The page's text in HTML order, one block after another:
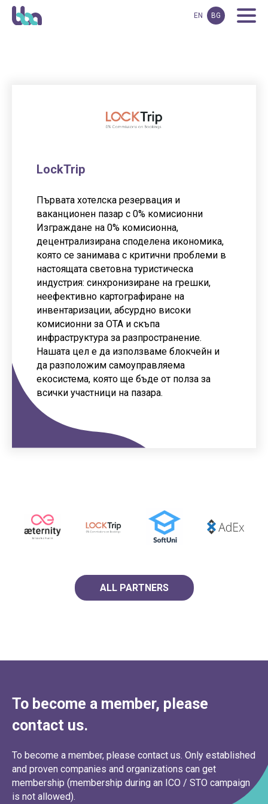
EN BG
LockTrip
Първата хотелска резервация и
ваканционен пазар с 0% комисионни
Изграждане на 0% комисионна,
децентрализирана споделена икономика,
която се занимава с критични проблеми в
настоящата световна туристическа
индустрия: синхронизиране на грешки,
неефективно картографиране на
инвентаризации, абсурдно високи
комисионни за OTA и скъпа
инфраструктура за разпространение.
Нашата цел е да използваме блокчейн и
да разположим самоуправляема
екосистема, която ще бъде от полза за
всички участници на пазара.
ALL PARTNERS
To become a member, please
contact us.
To become a member, please contact us. Only established
and proven companies and organizations can get
membership (membership during an ICO / STO campaign
is not allowed).